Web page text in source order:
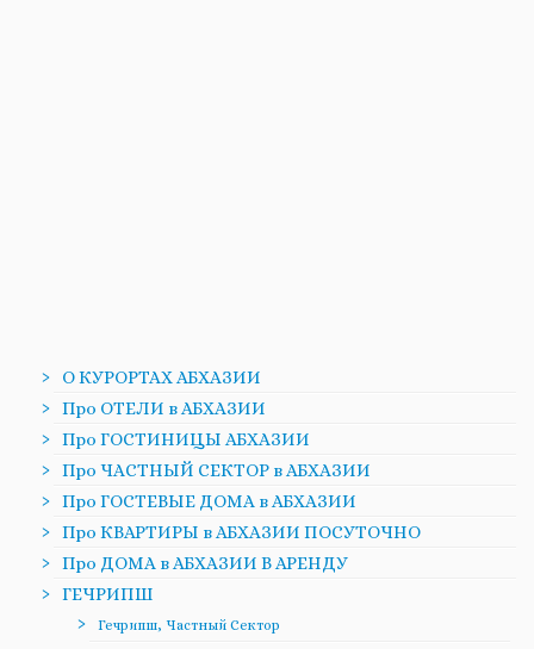
О КУРОРТАХ АБХАЗИИ
Про ОТЕЛИ в АБХАЗИИ
Про ГОСТИНИЦЫ АБХАЗИИ
Про ЧАСТНЫЙ СЕКТОР в АБХАЗИИ
Про ГОСТЕВЫЕ ДОМА в АБХАЗИИ
Про КВАРТИРЫ в АБХАЗИИ ПОСУТОЧНО
Про ДОМА в АБХАЗИИ В АРЕНДУ
ГЕЧРИПШ
Гечрипш, Частный Сектор